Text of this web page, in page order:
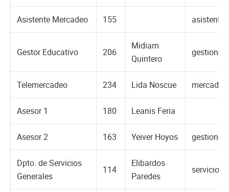
Asistente Mercadeo 155
Gestor Educativo 206
Midiam
Quintero
Telemercadeo 234 Lida Noscue
Asesor 1 180 Leanis Feria
Asesor 2 163 Yeiver Hoyos
Dpto. de Servicios
Generales
114
Elibardos
Paredes